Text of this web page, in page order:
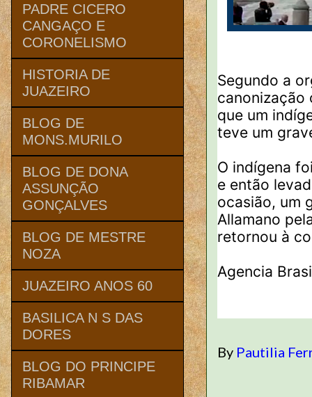
Segundo a
canonização
que um
teve um
O indígena
e então
ocasião, um
Allamano
retornou à
Agencia
By Pautilia
PADRE CICERO
CANGAÇO E
CORONELISMO
HISTORIA DE
JUAZEIRO
BLOG DE
MONS.MURILO
BLOG DE DONA
ASSUNÇÃO
GONÇALVES
BLOG DE MESTRE
NOZA
JUAZEIRO ANOS 60
BASILICA N S DAS
DORES
BLOG DO PRINCIPE
RIBAMAR